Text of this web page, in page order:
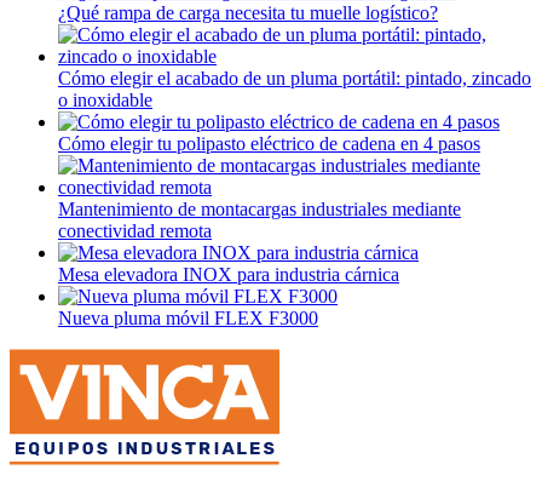
¿Qué rampa de carga necesita tu muelle logístico?
Cómo elegir el acabado de un pluma portátil: pintado, zincado
o inoxidable
Cómo elegir tu polipasto eléctrico de cadena en 4 pasos
Mantenimiento de montacargas industriales mediante
conectividad remota
Mesa elevadora INOX para industria cárnica
Nueva pluma móvil FLEX F3000